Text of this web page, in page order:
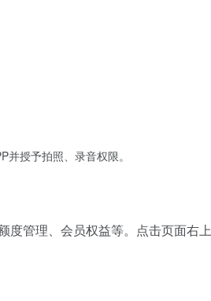
授予拍照、录音权限。
管理、会员权益等。点击页面右上